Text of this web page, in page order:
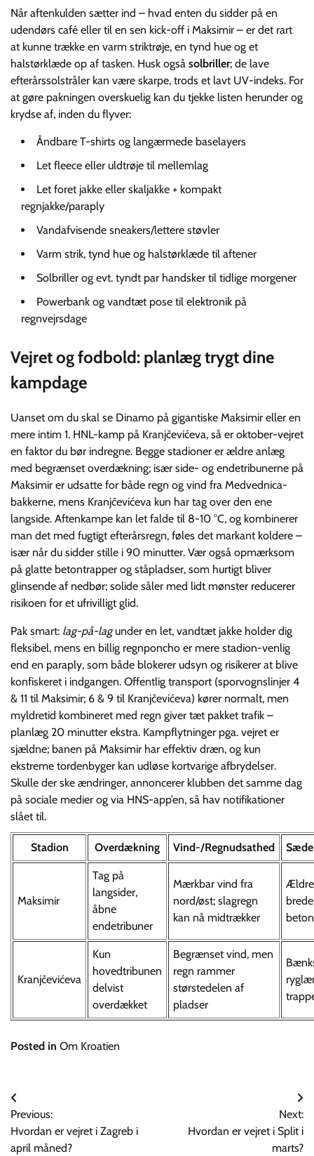
Når aftenkulden sætter ind – hvad enten du sidder på en
udendørs café eller til en sen kick-off i Maksimir – er det rart
at kunne trække en varm striktrøje, en tynd hue og et
halstørklæde op af tasken. Husk også solbriller; de lave
efterårssolstråler kan være skarpe, trods et lavt UV-indeks. For
at gøre pakningen overskuelig kan du tjekke listen herunder og
krydse af, inden du flyver:
Åndbare T-shirts og langærmede baselayers
Let fleece eller uldtrøje til mellemlag
Let foret jakke eller skaljakke + kompakt
regnjakke/paraply
Vandafvisende sneakers/lettere støvler
Varm strik, tynd hue og halstørklæde til aftener
Solbriller og evt. tyndt par handsker til tidlige morgener
Powerbank og vandtæt pose til elektronik på
regnvejrsdage
Vejret og fodbold: planlæg trygt dine
kampdage
Uanset om du skal se Dinamo på gigantiske Maksimir eller en
mere intim 1. HNL-kamp på Kranjčevićeva, så er oktober-vejret
en faktor du bør indregne. Begge stadioner er ældre anlæg
med begrænset overdækning; især side- og endetribunerne på
Maksimir er udsatte for både regn og vind fra Medvednica-
bakkerne, mens Kranjčevićeva kun har tag over den ene
langside. Aftenkampe kan let falde til 8-10 °C, og kombinerer
man det med fugtigt efterårsregn, føles det markant koldere –
især når du sidder stille i 90 minutter. Vær også opmærksom
på glatte betontrapper og ståpladser, som hurtigt bliver
glinsende af nedbør; solide såler med lidt mønster reducerer
risikoen for et ufrivilligt glid.
Pak smart: lag-på-lagunder en let, vandtæt jakke holder dig
fleksibel, mens en billig regnponcho er mere stadion-venlig
end en paraply, som både blokerer udsyn og risikerer at blive
konfiskeret i indgangen. Offentlig transport (sporvognslinjer 4
& 11 til Maksimir; 6 & 9 til Kranjčevićeva) kører normalt, men
myldretid kombineret med regn giver tæt pakket trafik –
planlæg 20 minutter ekstra. Kampflytninger pga. vejret er
sjældne; banen på Maksimir har effektiv dræn, og kun
ekstreme tordenbyger kan udløse kortvarige afbrydelser.
Skulle der ske ændringer, annoncerer klubben det samme dag
på sociale medier og via HNS-app’en, så hav notifikationer
slået til.
Stadion Overdækning Vind-/Regnudsathed
Maksimir
Tag på
langsider,
åbne
endetribuner
Mærkbar vind fra
nord/øst; slagregn
kan nå midtrækker
Ældre
Kranjčevićeva
Kun
hovedtribunen
delvist
overdækket
Begrænset vind, men
regn rammer
størstedelen af
pladser
Posted in Om Kroatien
Indlægsnavigation
Previous:
Hvordan er vejret i Zagreb i
april måned?
Next:
Hvordan er vejret i Split i
marts?